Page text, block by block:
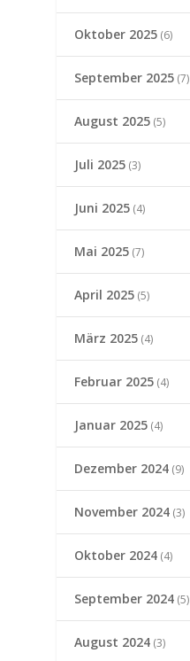
Oktober 2025(6)
September 2025(7)
August 2025(5)
Juli 2025(3)
Juni 2025(4)
Mai 2025(7)
April 2025(5)
März 2025(4)
Februar 2025(4)
Januar 2025(4)
Dezember 2024(9)
November 2024(3)
Oktober 2024(4)
September 2024(5)
August 2024(3)